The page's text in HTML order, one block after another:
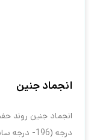
انجماد جنین
انجماد جنین روند
درجه (196-